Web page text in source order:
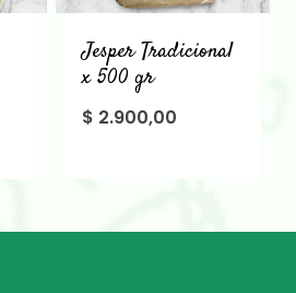
Jesper Tradicional
x 500 gr
$ 2.900,00